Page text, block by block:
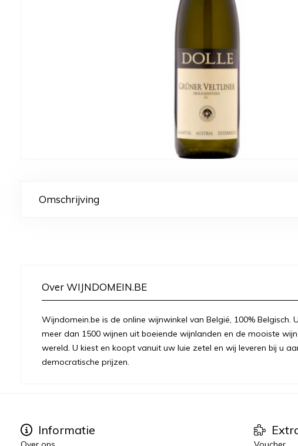
Omschrijving
Over WIJNDOMEIN.BE
Wijndomein.be is de online wijnwinkel van België, 100% Belgisch.
meer dan 1500 wijnen uit boeiende wijnlanden en de mooiste
wereld. U kiest en koopt vanuit uw luie zetel en wij leveren bij u
democratische prijzen.
Informatie